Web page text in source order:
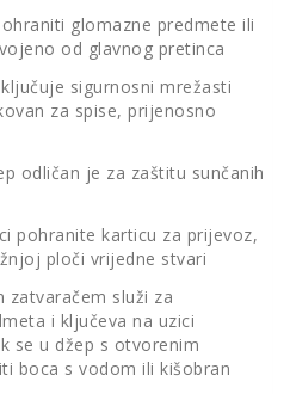
glomazne predmete ili
od glavnog pretinca
sigurnosni mrežasti
za spise, prijenosno
odličan je za zaštitu sunčanih
pohranite karticu za prijevoz,
ploči vrijedne stvari
zatvaračem služi za
i ključeva na uzici
se u džep s otvorenim
boca s vodom ili kišobran